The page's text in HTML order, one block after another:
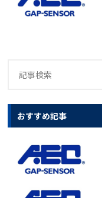
おすすめ記事